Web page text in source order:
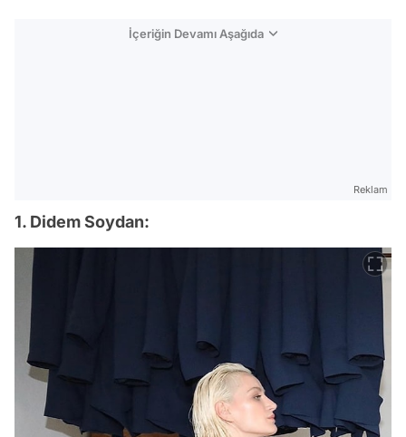
İçeriğin Devamı Aşağıda
Reklam
1. Didem Soydan: